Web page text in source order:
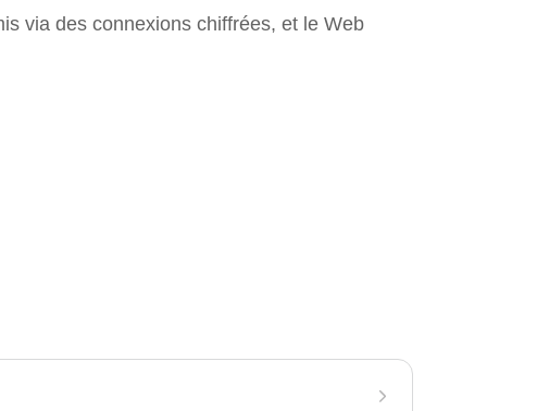
via des connexions chiffrées, et le Web